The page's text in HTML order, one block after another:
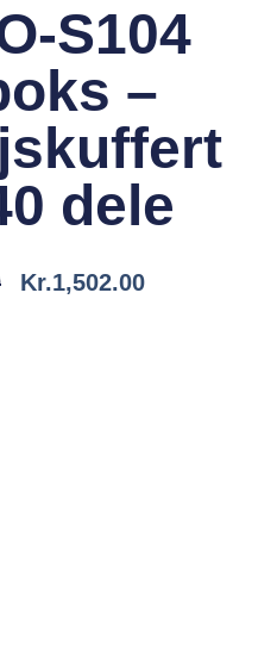
S104
–
dele
Den
Kr.1,502.00Den